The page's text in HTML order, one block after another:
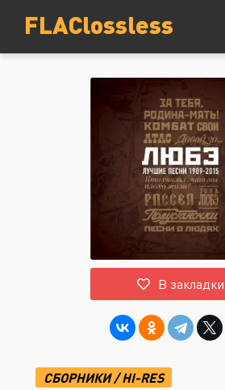
FLAClossless
ВОЙТИ НА САЙТ
Или войти
В закладки
СБОРНИКИ/HI-RES